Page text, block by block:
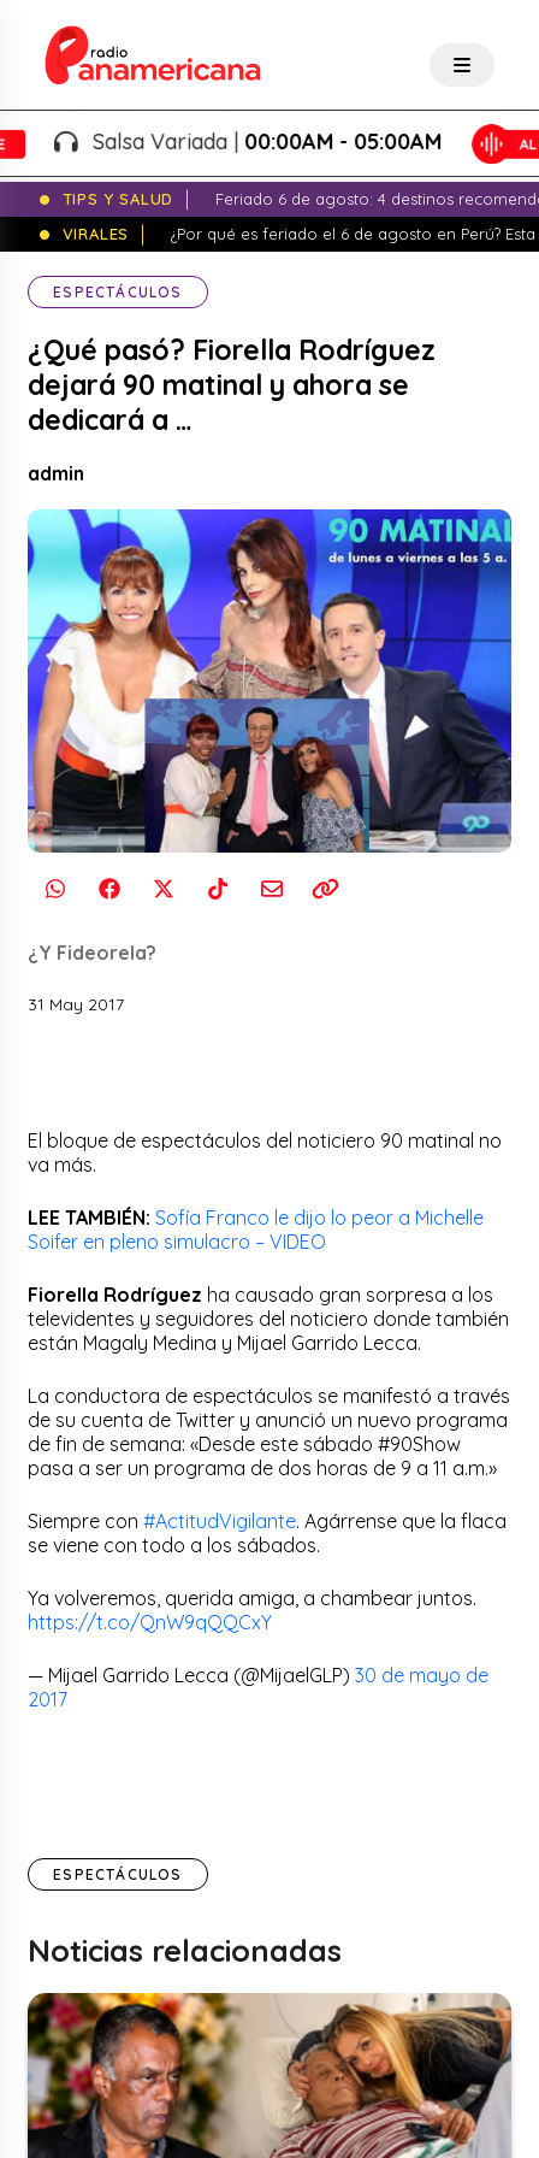
Salsa Variada |00:00AM - 05:00AM
TIPS Y SALUD
Feriado 6 de agosto: 4 destinos
VIRALES
¿Por qué es feriado el 6 de agosto en Perú?
ESPECTÁCULOS
¿Qué pasó? Fiorella Rodríguez
dejará 90 matinal y ahora se
dedicará a …
admin
¿Y Fideorela?
31 May 2017
El bloque de espectáculos del noticiero 90 matinal no
va más.
LEE TAMBIÉN: Sofía Franco le dijo lo peor a Michelle
Soifer en pleno simulacro – VIDEO
Fiorella Rodríguez ha causado gran sorpresa a los
televidentes y seguidores del noticiero donde también
están Magaly Medina y Mijael Garrido Lecca.
La conductora de espectáculos se manifestó a través
de su cuenta de Twitter y anunció un nuevo programa
de fin de semana: «Desde este sábado #90Show
pasa a ser un programa de dos horas de 9 a 11 a.m.»
Siempre con#ActitudVigilante. Agárrense que la flaca
se viene con todo a los sábados.
Ya volveremos, querida amiga, a chambear juntos.
https://t.co/QnW9qQQCxY
— Mijael Garrido Lecca (@MijaelGLP)30 de mayo de
2017
ESPECTÁCULOS
Noticias relacionadas